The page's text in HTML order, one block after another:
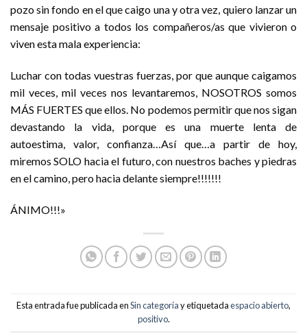
pozo sin fondo en el que caigo una y otra vez, quiero lanzar un
mensaje positivo a todos los compañeros/as que vivieron o
viven esta mala experiencia:
Luchar con todas vuestras fuerzas, por que aunque caigamos
mil veces, mil veces nos levantaremos, NOSOTROS somos
MÁS FUERTES que ellos. No podemos permitir que nos sigan
devastando la vida, porque es una muerte lenta de
autoestima, valor, confianza…Así que…a partir de hoy,
miremos SOLO hacia el futuro, con nuestros baches y piedras
en el camino, pero hacia delante siempre!!!!!!!
ÁNIMO!!!»
Esta entrada fue publicada enSin categoríay etiquetadaespacio abierto,
positivo.